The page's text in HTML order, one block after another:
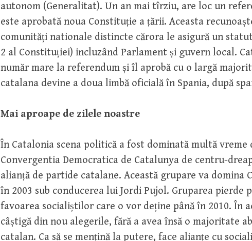
autonom (Generalitat). Un an mai tîrziu, are loc un
este aprobată noua Constituție a țării. Aceasta
comunități nationale distincte cărora le asigură un
2 al Constituției) incluzând Parlament și guvern local.
număr mare la referendum și îl aprobă cu o largă
catalana devine a doua limbă oficială în Spania, după
Mai aproape de zilele noastre
În Catalonia scena politică a fost dominată multă vreme
Convergentia Democratica de Catalunya de centru-
alianță de partide catalane. Această grupare va domina
în 2003 sub conducerea lui Jordi Pujol. Gruparea pierde
favoarea socialiștilor care o vor deține până în 2010. În
câștigă din nou alegerile, fără a avea însă o majoritate
catalan. Ca să se mențină la putere, face alianțe cu